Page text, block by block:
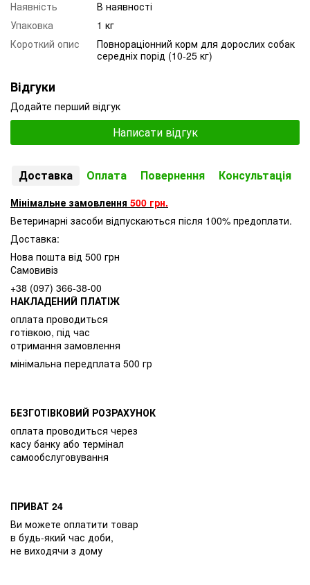
Наявність
В наявності
Упаковка
1 кг
Короткий опис
Повнораціонний корм для дорослих собак
середніх порід (10-25 кг)
Відгуки
Додайте перший відгук
Написати відгук
Доставка Оплата Повернення Консультація
Мінімальне замовлення 500 грн.
Ветеринарні засоби відпускаються після 100% предоплати.
Доставка:
Нова пошта від 500 грн
Самовивіз
+38 (097) 366-38-00
НАКЛАДЕНИЙ ПЛАТІЖ
оплата проводиться
готівкою, під час
отримання замовлення
мінімальна передплата 500 гр
БЕЗГОТІВКОВИЙ РОЗРАХУНОК
оплата проводиться через
касу банку або термінал
самообслуговування
ПРИВАТ 24
Ви можете оплатити товар
в будь-який час доби,
не виходячи з дому